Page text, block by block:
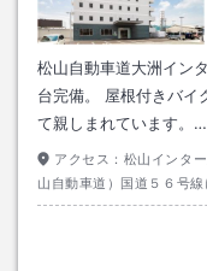
松山自動車道大洲イン
台完備。 屋根付きバイ
て親しまれています。…
アクセス： 松山インタ
山自動車道）国道５６号
約１分です。